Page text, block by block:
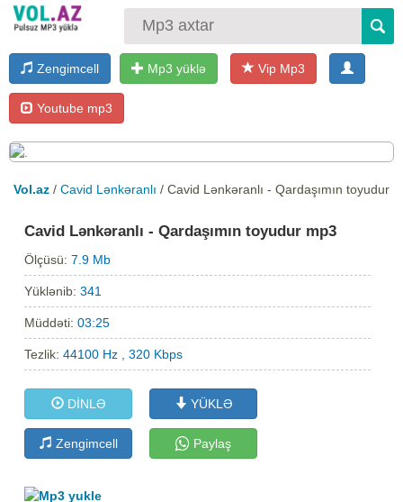
Zengimcell Mp3 yüklə Vip Mp3
Youtube mp3
Vol.az / Cavid Lənkəranlı / Cavid Lənkəranlı - Qardaşımın toyudur
Cavid Lənkəranlı - Qardaşımın toyudur mp3
Ölçüsü:7.9 Mb
Yüklənib:341
Müddəti:03:25
Tezlik:44100 Hz , 320 Kbps
DİNLƏ YÜKLƏ
Zengimcell Paylaş